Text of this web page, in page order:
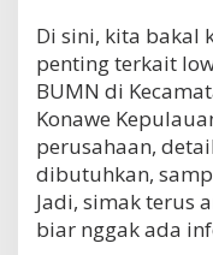
K
e
c
a
m
t
a
n
W
a
Di sini, kita bakal
penting terkait
BUMN di
Konawe
perusahaan,
dibutuhkan,
Jadi, simak terus
biar nggak ada